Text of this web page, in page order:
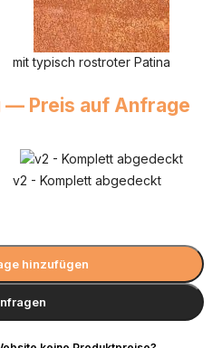
mit typisch rostroter Patina
Preis auf Anfrage
v2 - Komplett abgedeckt
hinzufügen